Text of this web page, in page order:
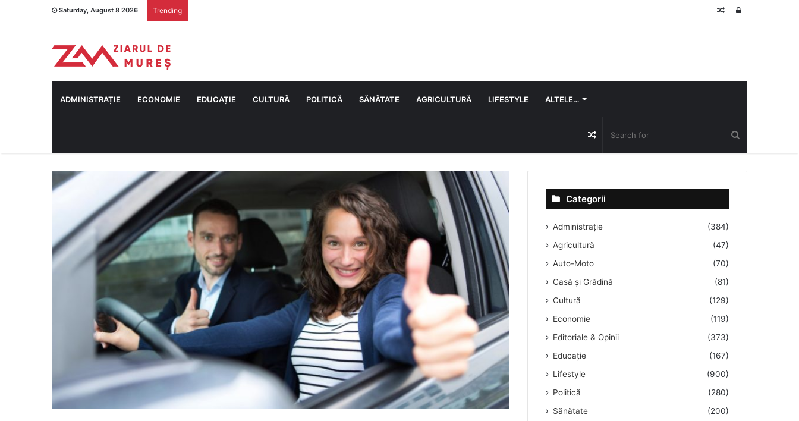
Saturday, August 8 2026 Trending Log
Random
ADMINISTRAȚIE ECONOMIE EDUCAȚIE CULTURĂ POLITICĂ SĂNĂTATE AGRICULTURĂ LIFESTYLE ALTELE…
Random
Article
Categorii
Administrație
(384)
Agricultură
(47)
Auto-Moto
(70)
Casă și Grădină
(81)
Cultură
(129)
Economie
(119)
Editoriale & Opinii
(373)
Educație
(167)
Lifestyle
(900)
Politică
(280)
Sănătate
(200)